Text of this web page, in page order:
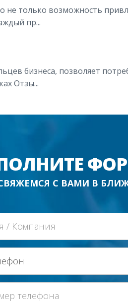
не только возможность
пр...
бизнеса, позволяет
Отзы...
С ВАМИ В